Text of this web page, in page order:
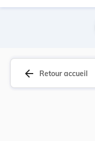
arrow_back Retour accueil